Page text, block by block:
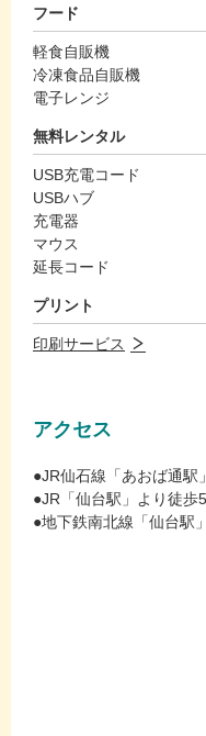
フード
軽食自販機
冷凍食品自販機
電子レンジ
無料レンタル
USB充電コード
USBハブ
充電器
マウス
延長コード
プリント
印刷サービス
アクセス
●JR仙石線「あおば通駅
●JR「仙台駅」より徒歩
●地下鉄南北線「仙台駅